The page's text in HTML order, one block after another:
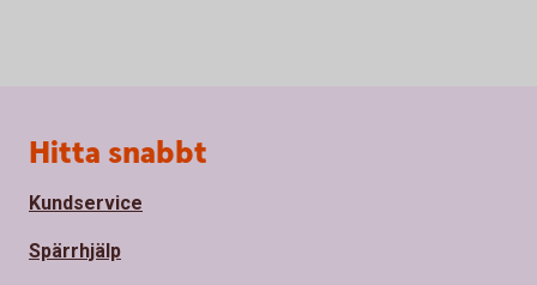
Sidfot
Hitta snabbt
Kundservice
Spärrhjälp